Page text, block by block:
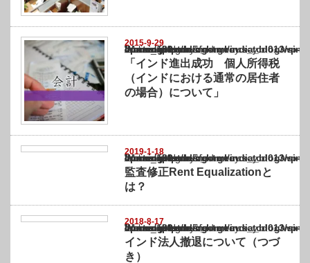
2015-9-29
Warning
: Undefined array key "show_category" in
/home/netst/kuno-cpa.co.jp/public_html/india_blog/wp-content/themes/
on line183
「インド進出成功 個人所得税
（インドにおける通常の居住者
の場合）について」
2019-1-18
Warning
: Undefined array key "show_category" in
/home/netst/kuno-cpa.co.jp/public_html/india_blog/wp-content/themes/
on line183
監査修正Rent Equalizationと
は？
2018-8-17
Warning
: Undefined array key "show_category" in
/home/netst/kuno-cpa.co.jp/public_html/india_blog/wp-content/themes/
on line183
インド法人撤退について（つづ
き）